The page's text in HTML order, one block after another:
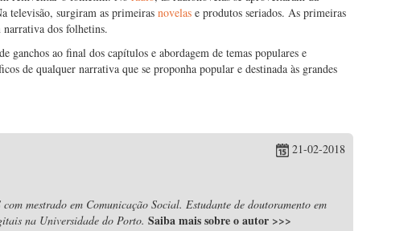
televisão, surgiram as primeiras novelas e produtos seriados. As primeiras
dos folhetins.
ganchos ao final dos capítulos e abordagem de temas populares e
de qualquer narrativa que se proponha popular e destinada às grandes
21-02-2018
mestrado em Comunicação Social. Estudante de doutoramento em
na Universidade do Porto. Saiba mais sobre o autor >>>